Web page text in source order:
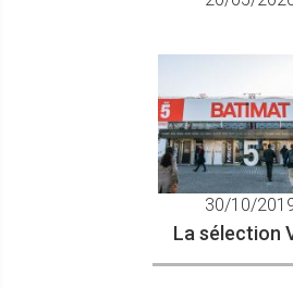
30/10/
La sélection